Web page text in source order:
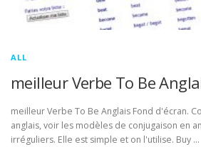
ALL
meilleur Verbe To Be
meilleur Verbe To Be Anglais Fond d'écran.
anglais, voir les modèles de conjugaison en
irréguliers. Elle est simple et on l'utilise. Buy …